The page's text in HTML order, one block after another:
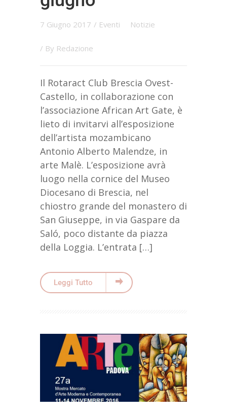
7 Giugno 2017 / Eventi Notizie
/ By Redazione
Il Rotaract Club Brescia Ovest-
Castello, in collaborazione con
l’associazione African Art Gate, è
lieto di invitarvi all’esposizione
dell’artista mozambicano
Antonio Alberto Malendze, in
arte Malè. L’esposizione avrà
luogo nella cornice del Museo
Diocesano di Brescia, nel
chiostro grande del monastero di
San Giuseppe, in via Gaspare da
Saló, poco distante da piazza
della Loggia. L’entrata […]
Leggi Tutto